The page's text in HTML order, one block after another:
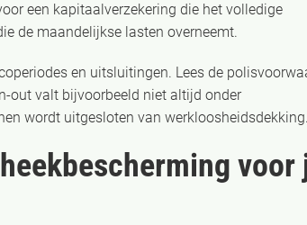
een kapitaalverzekering die het volledige
de maandelijkse lasten overneemt.
en uitsluitingen. Lees de
out valt bijvoorbeeld niet altijd onder
wordt uitgesloten van werkloosheidsdekking.
voor